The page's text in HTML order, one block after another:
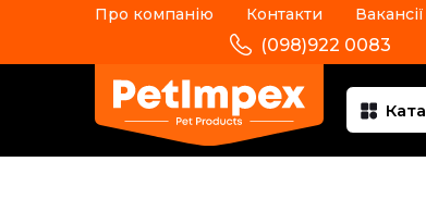
Про компанію Контакти Вакансії
(098)922 0083